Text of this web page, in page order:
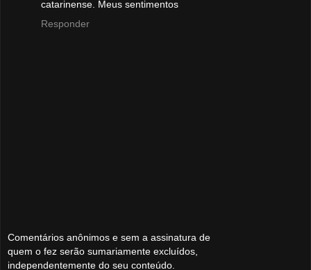
catarinense. Meus sentimentos
Responder
Comentários anônimos e sem a assinatura de
quem o fez serão sumariamente excluídos,
independentemente do seu conteúdo.